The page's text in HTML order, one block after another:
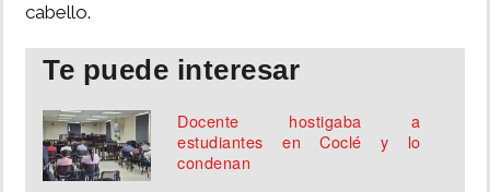
cabello.
Te puede interesar
Docente hostigaba a
estudiantes en Coclé y lo
condenan